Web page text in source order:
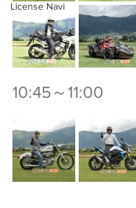
License Navi
10:45～11:00